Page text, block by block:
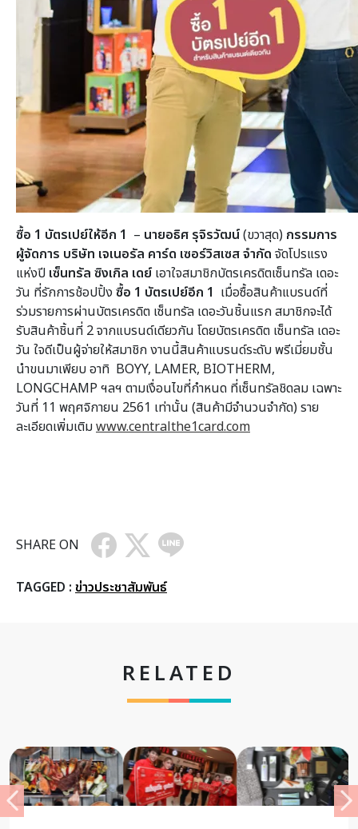
ซื้อ 1 บัตรเปย์ให้อีก 1 – นายอธิศ รุจิรวัฒน์(ขวาสุด) กรรมการ
ผู้จัดการ บริษัท เจเนอรัล คาร์ด เซอร์วิสเซส จำกัด จัดโปรแรง
แห่งปี เซ็นทรัล ซิงเกิล เดย์ เอาใจสมาชิกบัตรเครดิตเซ็นทรัล เดอะ
วัน ที่รักการช้อปปิ้ง ซื้อ 1 บัตรเปย์อีก 1 เมื่อซื้อสินค้าแบรนด์ที่
ร่วมรายการผ่านบัตรเครดิต เซ็นทรัล เดอะวันชิ้นแรก สมาชิกจะได้
รับสินค้าชิ้นที่ 2 จากแบรนด์เดียวกัน โดยบัตรเครดิต เซ็นทรัล เดอะ
วัน ใจดีเป็นผู้จ่ายให้สมาชิก งานนี้สินค้าแบรนด์ระดับ พรีเมี่ยมชั้น
นำขนมาเพียบ อาทิ BOYY, LAMER, BIOTHERM,
LONGCHAMP ฯลฯ ตามเงื่อนไขที่กำหนด ที่เซ็นทรัลชิดลม เฉพาะ
วันที่ 11 พฤศจิกายน 2561 เท่านั้น (สินค้ามีจำนวนจำกัด) ราย
ละเอียดเพิ่มเติมwww.centralthe1card.com
SHARE ON
TAGGED : ข่าวประชาสัมพันธ์
RELATED